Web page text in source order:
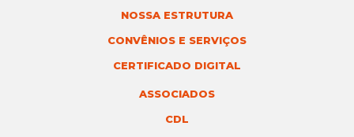
NOSSA ESTRUTURA
CONVÊNIOS E SERVIÇOS
CERTIFICADO DIGITAL
ASSOCIADOS
CDL